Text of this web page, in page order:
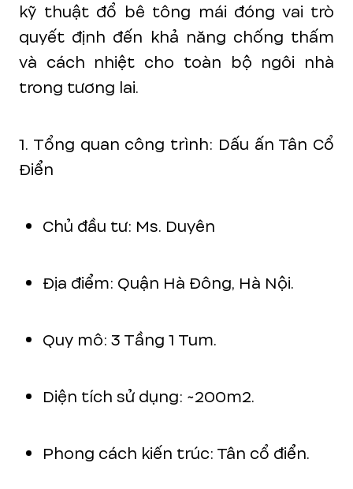
kỹ thuật đổ bê tông mái đóng vai trò
quyết định đến khả năng chống thấm
và cách nhiệt cho toàn bộ ngôi nhà
trong tương lai.
1. Tổng quan công trình: Dấu ấn Tân Cổ
Điển
Chủ đầu tư: Ms. Duyên
Địa điểm: Quận Hà Đông, Hà Nội.
Quy mô: 3 Tầng 1 Tum.
Diện tích sử dụng: ~200m2.
Phong cách kiến trúc: Tân cổ điển.